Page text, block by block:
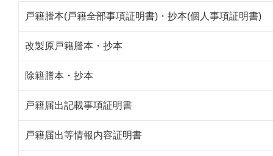
戸籍謄本(戸籍全部事項証明書)・抄本(個人事項証明書)
改製原戸籍謄本・抄本
除籍謄本・抄本
戸籍届出記載事項証明書
戸籍届出等情報内容証明書